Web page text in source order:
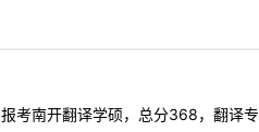
南开翻译学硕，总分368，翻译